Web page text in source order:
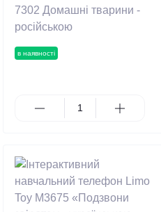
в наявності